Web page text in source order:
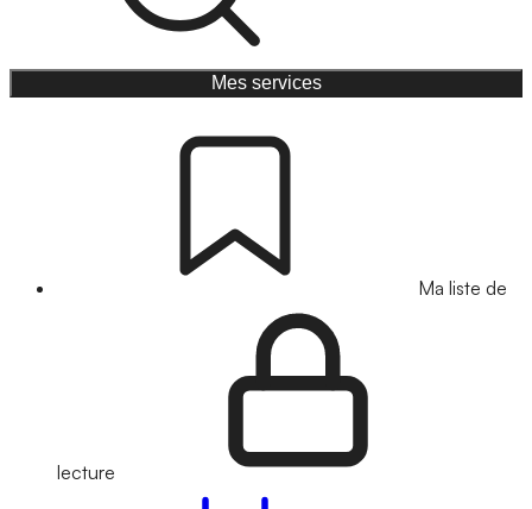
Mes services
Ma liste de
lecture